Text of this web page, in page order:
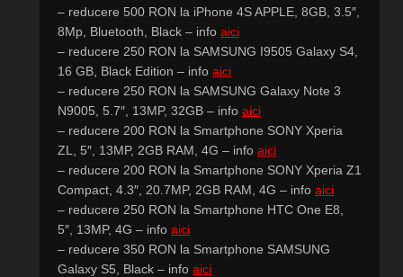
– reducere 500 RON la iPhone 4S APPLE, 8GB, 3.5″,
8Mp, Bluetooth, Black – info aici
– reducere 250 RON la SAMSUNG I9505 Galaxy S4,
16 GB, Black Edition – info aici
– reducere 250 RON la SAMSUNG Galaxy Note 3
N9005, 5.7″, 13MP, 32GB – info aici
– reducere 200 RON la Smartphone SONY Xperia
ZL, 5″, 13MP, 2GB RAM, 4G – info aici
– reducere 200 RON la Smartphone SONY Xperia Z1
Compact, 4.3″, 20.7MP, 2GB RAM, 4G – info aici
– reducere 250 RON la Smartphone HTC One E8,
5″, 13MP, 4G – info aici
– reducere 350 RON la Smartphone SAMSUNG
Galaxy S5, Black – info aici